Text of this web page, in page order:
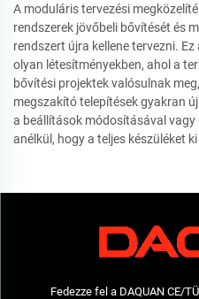
A moduláris tervezési
rendszerek jövőbeli bővítését és
rendszert újra kellene tervezni.
olyan létesítményekben, ahol a
bővítési projektek valósulnak
megszakító telepítések gyakran
a beállítások módosításával vagy
anélkül, hogy a teljes készüléket
Fedezze fel a DAQUAN CE/